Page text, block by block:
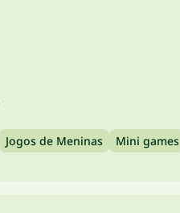
Jogos de Meninas Mini games